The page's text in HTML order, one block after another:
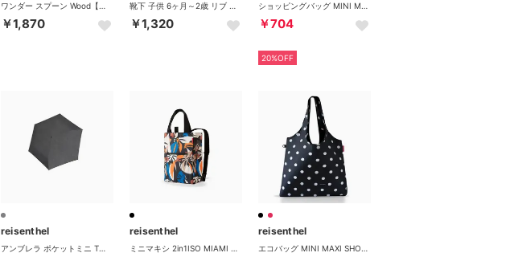
￥1,870 ￥1,320 ￥704
20%OFF
reisenthel reisenthel reisenthel